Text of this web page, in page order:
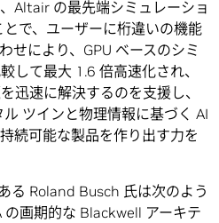
Altair の最先端シミュレーショ
で、ユーザーに桁違いの機能
せにより、GPU ベースのシミ
して最大 1.6 倍高速化され、
迅速に解決するのを支援し、
ツインと物理情報に基づく AI
続可能な製品を作り出す力を
る Roland Busch 氏は次のよう
の画期的な Blackwell アーキテ